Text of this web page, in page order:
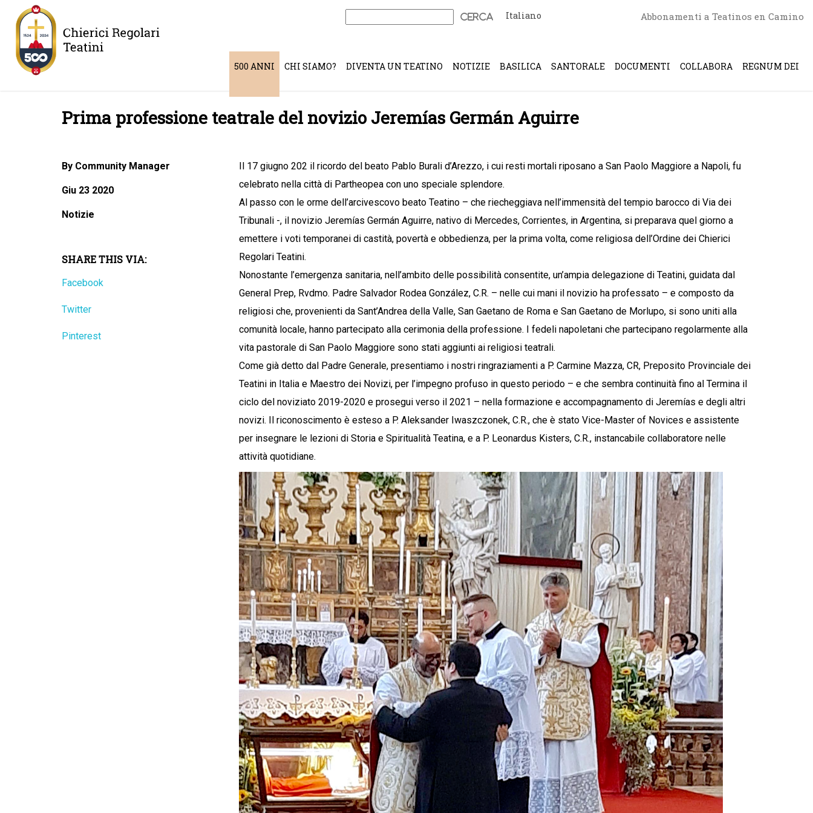
Ricerca
Italiano Abbonamenti a Teatinos en Camino
500 ANNI CHI SIAMO? DIVENTA UN TEATINO NOTIZIE BASILICA SANTORALE DOCUMENTI COLLABORA REGNUM DEI
Prima professione teatrale del novizio Jeremías Germán Aguirre
By Community Manager
Giu 23 2020
Notizie
SHARE THIS VIA:
Facebook
Twitter
Pinterest
Il 17 giugno 202 il ricordo del beato Pablo Burali d’Arezzo, i cui resti mortali riposano a San Paolo Maggiore a Napoli, fu
celebrato nella città di Partheopea con uno speciale splendore.
Al passo con le orme dell’arcivescovo beato Teatino – che riecheggiava nell’immensità del tempio barocco di Via dei
Tribunali -, il novizio Jeremías Germán Aguirre, nativo di Mercedes, Corrientes, in Argentina, si preparava quel giorno a
emettere i voti temporanei di castità, povertà e obbedienza, per la prima volta, come religiosa dell’Ordine dei Chierici
Regolari Teatini.
Nonostante l’emergenza sanitaria, nell’ambito delle possibilità consentite, un’ampia delegazione di Teatini, guidata dal
General Prep, Rvdmo. Padre Salvador Rodea González, C.R. – nelle cui mani il novizio ha professato – e composto da
religiosi che, provenienti da Sant’Andrea della Valle, San Gaetano de Roma e San Gaetano de Morlupo, si sono uniti alla
comunità locale, hanno partecipato alla cerimonia della professione. I fedeli napoletani che partecipano regolarmente alla
vita pastorale di San Paolo Maggiore sono stati aggiunti ai religiosi teatrali.
Come già detto dal Padre Generale, presentiamo i nostri ringraziamenti a P. Carmine Mazza, CR, Preposito Provinciale dei
Teatini in Italia e Maestro dei Novizi, per l’impegno profuso in questo periodo – e che sembra continuità fino al Termina il
ciclo del noviziato 2019-2020 e prosegui verso il 2021 – nella formazione e accompagnamento di Jeremías e degli altri
novizi. Il riconoscimento è esteso a P. Aleksander Iwaszczonek, C.R., che è stato Vice-Master of Novices e assistente
per insegnare le lezioni di Storia e Spiritualità Teatina, e a P. Leonardus Kisters, C.R., instancabile collaboratore nelle
attività quotidiane.